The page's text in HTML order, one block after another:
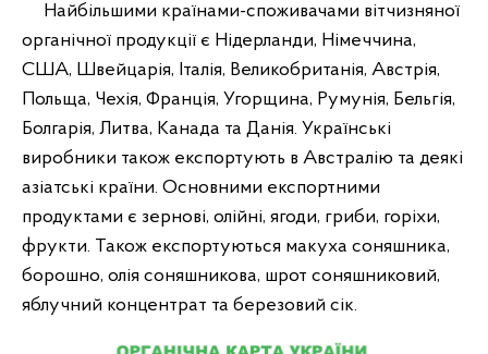
Найбільшими країнами-споживачами вітчизняної
органічної продукції є Нідерланди, Німеччина,
США, Швейцарія, Італія, Великобританія, Австрія,
Польща, Чехія, Франція, Угорщина, Румунія, Бельгія,
Болгарія, Литва, Канада та Данія. Українські
виробники також експортують в Австралію та деякі
азіатські країни. Основними експортними
продуктами є зернові, олійні, ягоди, гриби, горіхи,
фрукти. Також експортуються макуха соняшника,
борошно, олія соняшникова, шрот соняшниковий,
яблучний концентрат та березовий сік.